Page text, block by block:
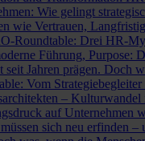
Wie gelingt
wie Vertrauen,
Roundtable: Drei HR-
Führung, Purpose:
Jahren prägen. Doch
Vom Strategiebegleiter
– Kulturwandel
auf Unternehmen
sich neu erfinden –